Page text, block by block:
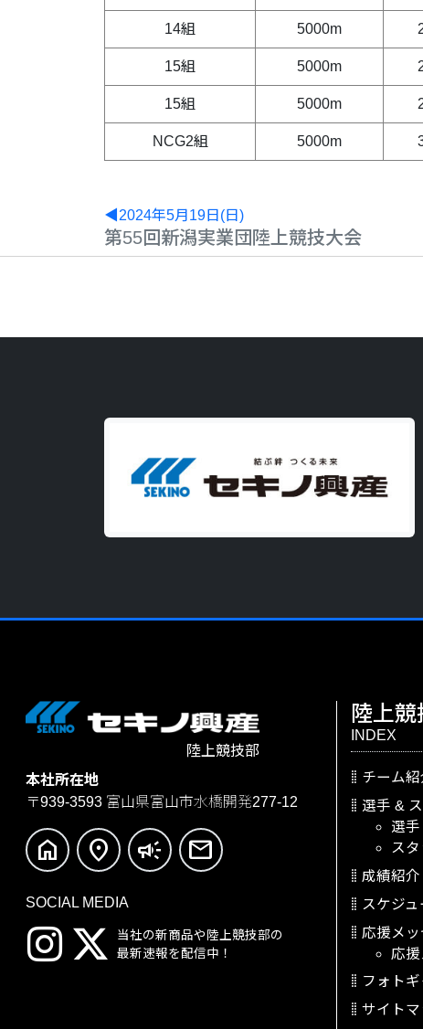
14組 5000m
15組 5000m
15組 5000m
NCG2組 5000m
◀2024年5月19日(日)
第55回新潟実業団陸上競技大会
陸上競技部
本社所在地
〒939-3593 富山県富山市水橋開発277-12
home location_on campaign mail
SOCIAL MEDIA
当社の新商品や陸上競技部の
最新速報を配信中！
陸上
INDEX
チーム紹
選手 &
選手
ス
成績紹介
スケジュ
応援メ
応
フォト
サイト